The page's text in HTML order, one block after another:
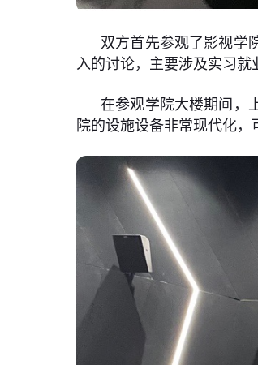
双方首先参观了影视学
入的讨论，主要涉及实习就
在参观学院大楼期间，
院的设施设备非常现代化，